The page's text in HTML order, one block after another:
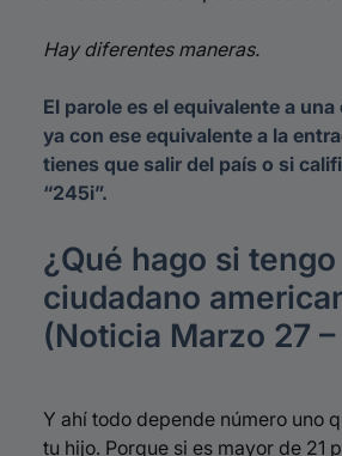
Hay diferentes maneras.
El parole es el equivalente a
ya con ese equivalente a la
tienes que salir del país o si
“245i”.
¿Qué hago si
ciudadano
(Noticia Marzo 27
Y ahí todo depende número uno
tu hijo. Porque si es mayor de 21